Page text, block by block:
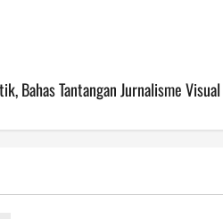
Bahas Tantangan Jurnalisme